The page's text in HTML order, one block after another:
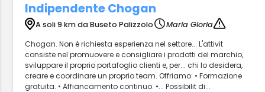
Indipendente Chogan
A soli 9 km da Buseto Palizzolo
Maria Gloria
Chogan. Non è richiesta esperienza nel settore... L'attivit
consiste nel promuovere e consigliare i prodotti del marchio,
sviluppare il proprio portafoglio clienti e, per... chi lo desidera,
creare e coordinare un proprio team. Offriamo: • Formazione
gratuita. • Affiancamento continuo. •... Possibilit di...